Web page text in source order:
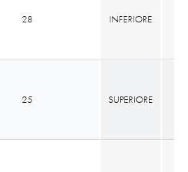
28
25
INFERIORE
SUPERIORE